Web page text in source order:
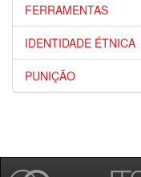
FERRAMENTAS
IDENTIDADE ÉTNICA
PUNIÇÃO